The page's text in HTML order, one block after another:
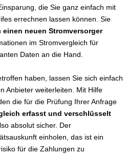
die Sie ganz einfach mit
errechnen lassen können. Sie
einen neuen Stromversorger
im Stromvergleich für
Daten an die Hand.
haben, lassen Sie sich einfach
Anbieter weiterleiten. Mit Hilfe
die für die Prüfung Ihrer Anfrage
erfasst und verschlüsselt
absolut sicher. Der
einholen, das ist ein
für die Zahlungen zu